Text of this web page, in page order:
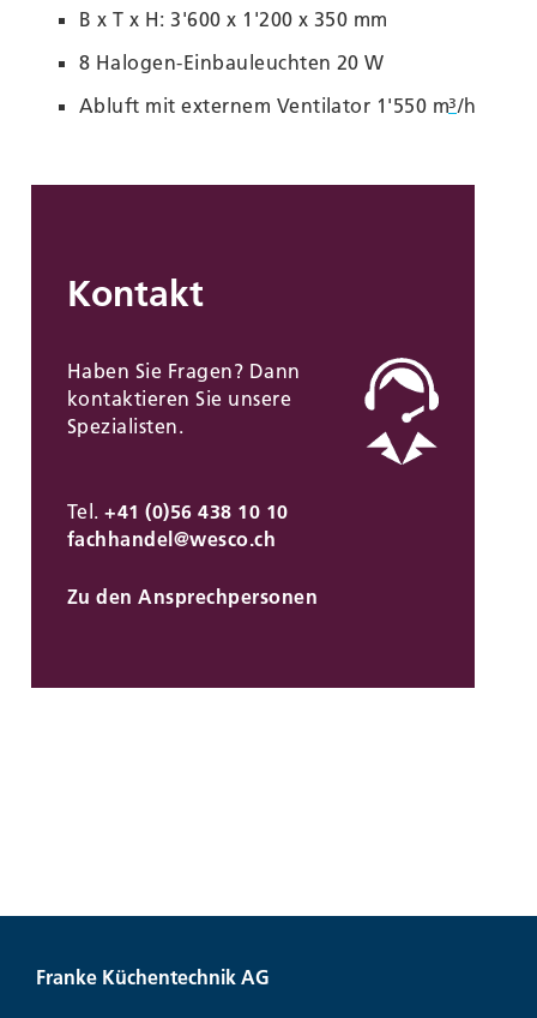
B x T x H: 3'600 x 1'200 x 350 mm
8 Halogen-Einbauleuchten 20 W
Abluft mit externem Ventilator 1'550 m3/h
Kontakt
Haben Sie Fragen? Dann
kontaktieren Sie unsere
Spezialisten.
Tel.+41 (0)56 438 10 10
fachhandel@wesco.ch
Zu den Ansprechpersonen
Franke Küchentechnik AG